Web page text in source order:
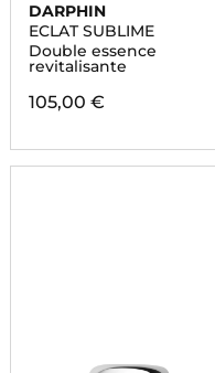
DARPHIN
ECLAT SUBLIME
Double essence
revitalisante
105,00 €